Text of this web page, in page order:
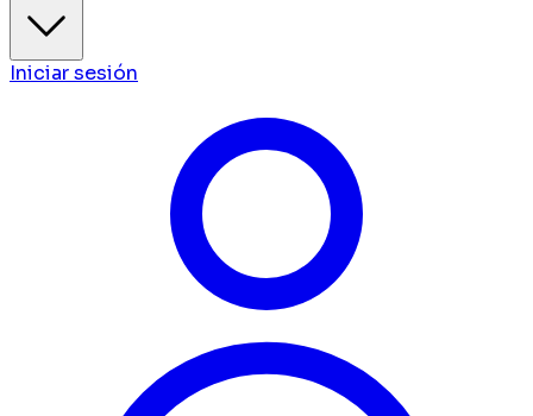
Iniciar sesión